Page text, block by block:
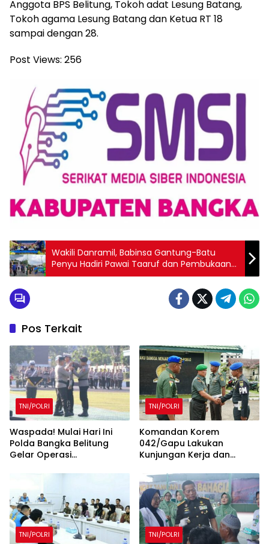
Anggota BPS Belitung, Tokoh adat Lesung Batang,
Tokoh agama Lesung Batang dan Ketua RT 18
sampai dengan 28.
Post Views: 256
Wakili Danramil, Babinsa Gantung-Batu
Penyu Hadiri Pawai Taaruf dan Pembukaan
MTQ Tingkat Kecamatan
Pos Terkait
TNI/POLRI
Waspada! Mulai Hari Ini
Polda Bangka Belitung
Gelar Operasi
TNI/POLRI
Komandan Korem
042/Gapu Lakukan
Kunjungan Kerja dan
Jambi
TNI/POLRI TNI/POLRI